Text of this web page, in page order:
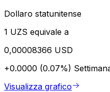
Dollaro statunitense
1 UZS equivale a
0,00008366 USD
+0.0000 (0.07%)
Visualizza grafico